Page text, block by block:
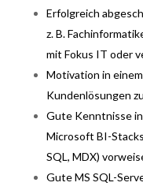
Erfolgreich
z. B.
mit Fokus IT oder
Motivation in
Kundenlösungen
Gute Kenntnisse
Microsoft BI-Stacks
SQL, MDX)
Gute MS SQL-